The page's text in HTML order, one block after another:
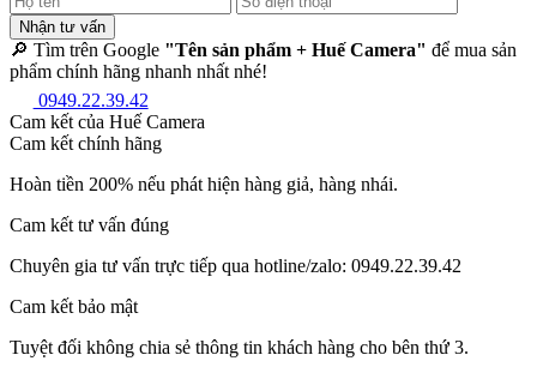
Nhận tư vấn
🔎 Tìm trên Google "Tên sản phẩm + Huế Camera" để mua sản
phẩm chính hãng nhanh nhất nhé!
0949.22.39.42
Cam kết của Huế Camera
Cam kết chính hãng
Hoàn tiền 200% nếu phát hiện hàng giả, hàng nhái.
Cam kết tư vấn đúng
Chuyên gia tư vấn trực tiếp qua hotline/zalo: 0949.22.39.42
Cam kết bảo mật
Tuyệt đối không chia sẻ thông tin khách hàng cho bên thứ 3.